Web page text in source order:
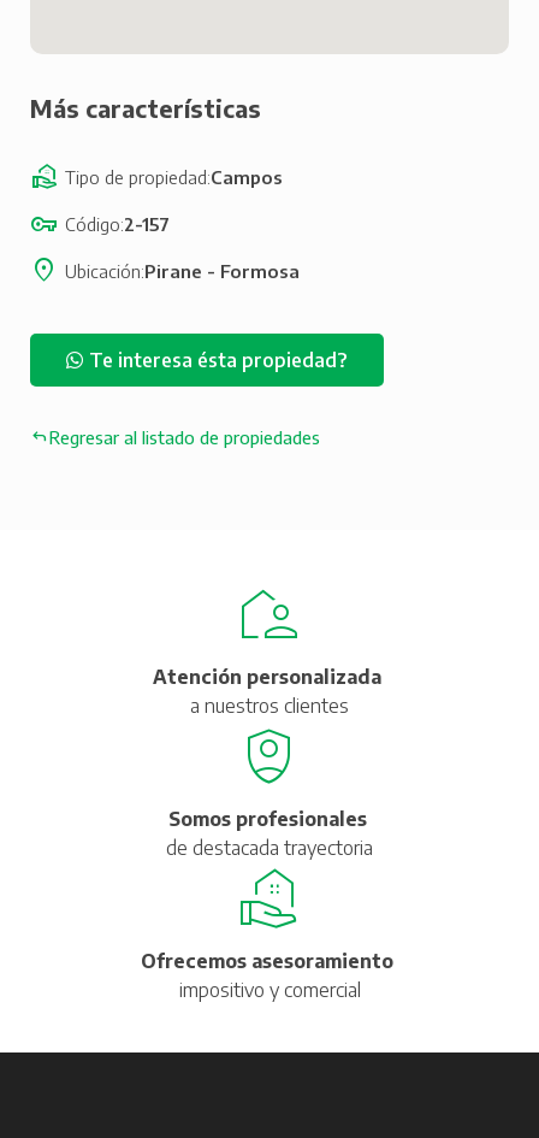
Más características
Tipo de propiedad Campos
Código 2-157
Ubicación Pirane - Formosa
Te interesa ésta propiedad?
Regresar al listado de propiedades
Atención personalizada
a nuestros clientes
Somos profesionales
de destacada trayectoria
Ofrecemos asesoramiento
impositivo y comercial